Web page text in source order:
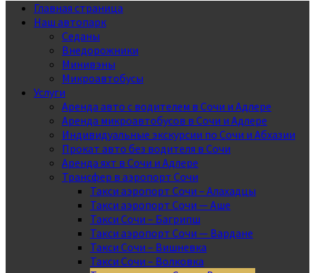
Главная страница
Наш автопарк
Седаны
Внедорожники
Минивэны
Микроавтобусы
Услуги
Аренда авто с водителем в Сочи и Адлере
Аренда микроавтобусов в Сочи и Адлере
Индивидуальные экскурсии по Сочи и Абхазии
Прокат авто без водителя в Сочи
Аренда яхт в Сочи и Адлере
Трансфер в аэропорт Сочи
Такси аэропорт Сочи – Алахадцы
Такси аэропорт Сочи — Аше
Такси Сочи – Багрипш
Такси аэропорт Сочи — Вардане
Такси Сочи – Вишневка
Такси Сочи – Волковка